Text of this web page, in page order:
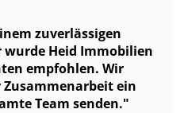
zuverlässigen
Heid Immobilien
empfohlen. Wir
ein
Team senden.